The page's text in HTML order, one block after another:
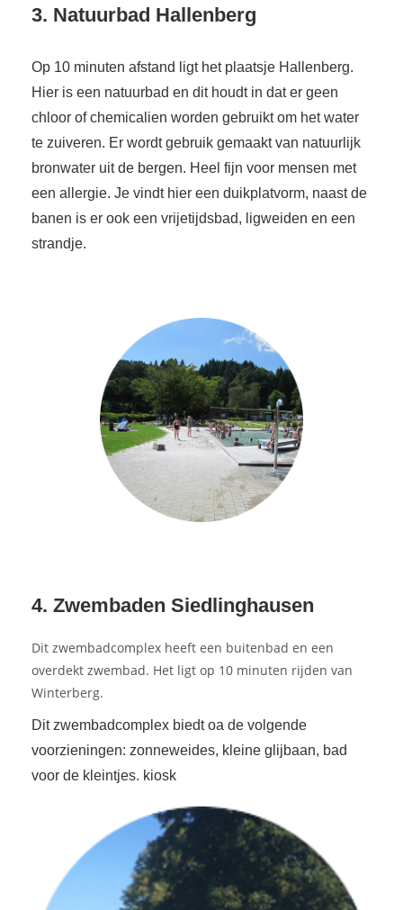
3. Natuurbad Hallenberg
Op 10 minuten afstand ligt het plaatsje Hallenberg.
Hier is een natuurbad en dit houdt in dat er geen
chloor of chemicalien worden gebruikt om het water
te zuiveren. Er wordt gebruik gemaakt van natuurlijk
bronwater uit de bergen. Heel fijn voor mensen met
een allergie. Je vindt hier een duikplatvorm, naast de
banen is er ook een vrijetijdsbad, ligweiden en een
strandje.
4. Zwembaden Siedlinghausen
Dit zwembadcomplex heeft een buitenbad en een
overdekt zwembad. Het ligt op 10 minuten rijden van
Winterberg.
Dit zwembadcomplex biedt oa de volgende
voorzieningen: zonneweides, kleine glijbaan, bad
voor de kleintjes. kiosk